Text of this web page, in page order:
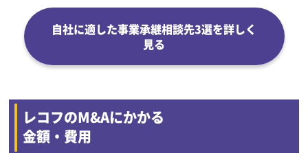
自社に適した事業承継相談先3選を詳しく
見る
レコフのM&Aにかかる
金額・費用